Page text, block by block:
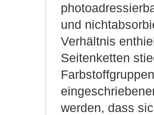
und
Verhältnis
Seitenketten
werden, dass